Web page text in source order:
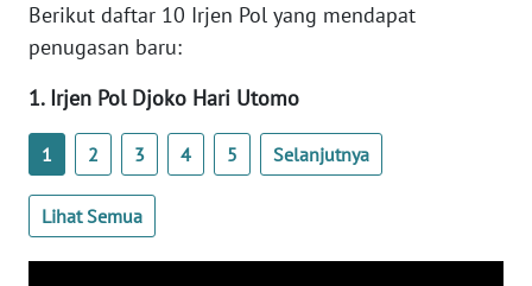
Berikut daftar 10 Irjen Pol yang mendapat
penugasan baru:
1. Irjen Pol Djoko Hari Utomo
1 2 3 4 5 Selanjutnya
Lihat Semua
NTT
WN
KEPRI
WN
PAPUA
WN